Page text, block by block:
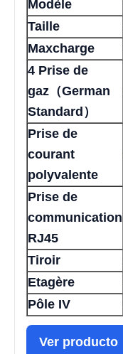
Modèle
Taille
Maxcharge
4 Prise de
gaz（German
Standard）
Prise de
courant
polyvalente
Prise de
communication
RJ45
Tiroir
Etagère
Pôle IV
Ver producto